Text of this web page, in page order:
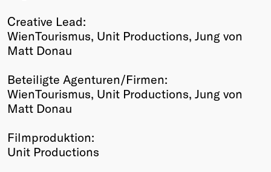
Creative Lead:
WienTourismus, Unit Productions, Jung von
Matt Donau
Beteiligte Agenturen/Firmen:
WienTourismus, Unit Productions, Jung von
Matt Donau
Filmproduktion:
Unit Productions